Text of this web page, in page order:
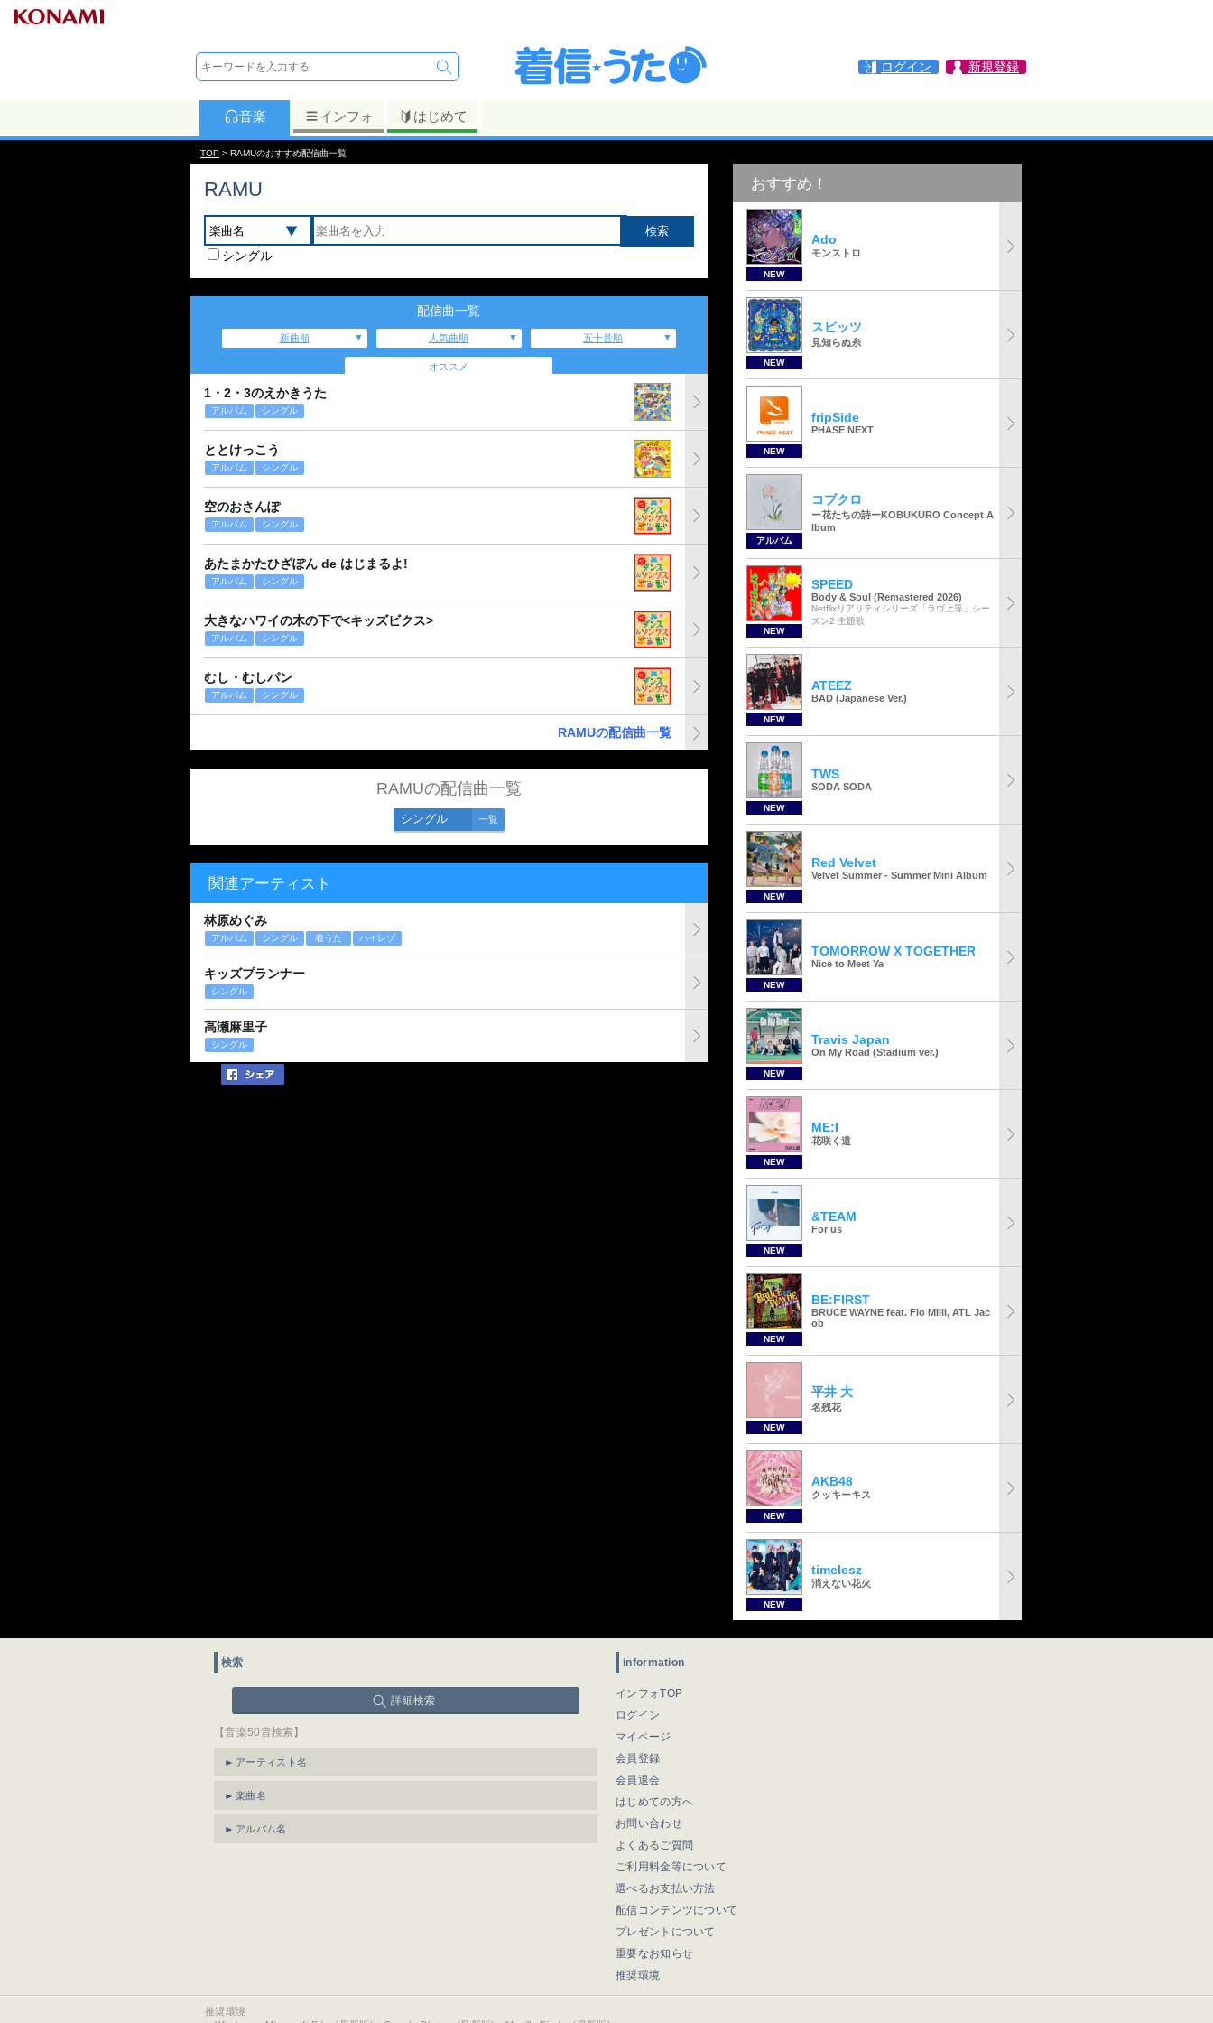
ログイン 新規登録
音楽 インフォ はじめて
TOP > RAMUのおすすめ配信曲一覧
RAMU
シングル
配信曲一覧
新曲順 人気曲順 五十音順
オススメ
1・2・3のえかきうた
アルバム シングル
ととけっこう
アルバム シングル
空のおさんぽ
アルバム シングル
あたまかたひざぽん de はじまるよ!
アルバム シングル
大きなハワイの木の下で<キッズビクス>
アルバム シングル
むし・むしパン
アルバム シングル
RAMUの配信曲一覧
RAMUの配信曲一覧
シングル 一覧
関連アーティスト
林原めぐみ
アルバム シングル 着うた ハイレゾ
キッズプランナー
シングル
高瀬麻里子
シングル
おすすめ！
NEW
Ado
モンストロ
NEW
スピッツ
見知らぬ糸
NEW
fripSide
PHASE NEXT
アルバム
コブクロ
ー花たちの詩ーKOBUKURO Concept A
lbum
NEW
SPEED
Body & Soul (Remastered 2026)
Netflixリアリティシリーズ「ラヴ上等」シー
ズン2 主題歌
NEW
ATEEZ
BAD (Japanese Ver.)
NEW
TWS
SODA SODA
NEW
Red Velvet
Velvet Summer - Summer Mini Album
NEW
TOMORROW X TOGETHER
Nice to Meet Ya
NEW
Travis Japan
On My Road (Stadium ver.)
NEW
ME:I
花咲く道
NEW
&TEAM
For us
NEW
BE:FIRST
BRUCE WAYNE feat. Flo Milli, ATL Jac
ob
NEW
平井 大
名残花
NEW
AKB48
クッキーキス
NEW
timelesz
消えない花火
検索
詳細検索
【音楽50音検索】
アーティスト名
楽曲名
アルバム名
information
インフォTOP
ログイン
マイページ
会員登録
会員退会
はじめての方へ
お問い合わせ
よくあるご質問
ご利用料金等について
選べるお支払い方法
配信コンテンツについて
プレゼントについて
重要なお知らせ
推奨環境
推奨環境